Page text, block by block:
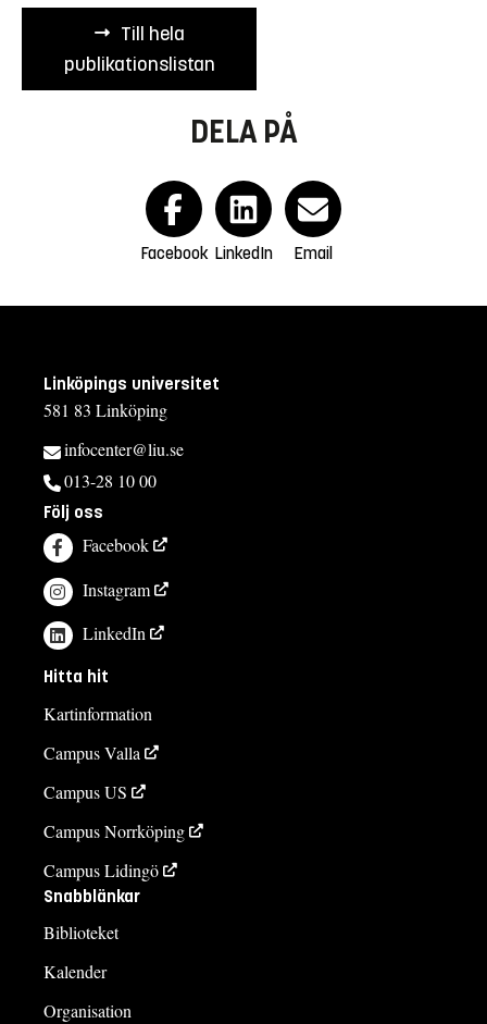
Till hela
publikationslistan
DELA PÅ
Facebook LinkedIn Email
Linköpings universitet
581 83 Linköping
infocenter@liu.se
013-28 10 00
Följ oss
Facebook
Instagram
LinkedIn
Hitta hit
Kartinformation
Campus Valla
Campus US
Campus Norrköping
Campus Lidingö
Snabblänkar
Biblioteket
Kalender
Organisation